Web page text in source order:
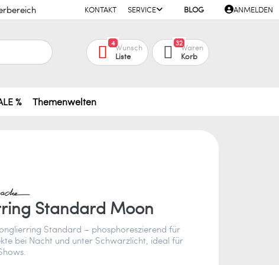
KONTAKT SERVICE BLOG ANMELDEN
4Wunsch
Liste
32Waren
Korb
% Themenwelten
Standard Moon
Standard – phosphoreszierend für
bei Nacht und unter Schwarzlicht, ideal für